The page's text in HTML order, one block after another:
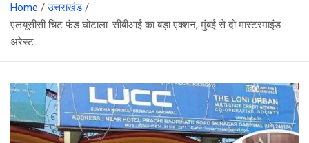
Home
उत्तराखंड
एलयूसीसी चिट फंड घोटाला: सीबीआई का बड़ा एक्शन, मुंबई से दो मास्टरमाइंड
अरेस्ट